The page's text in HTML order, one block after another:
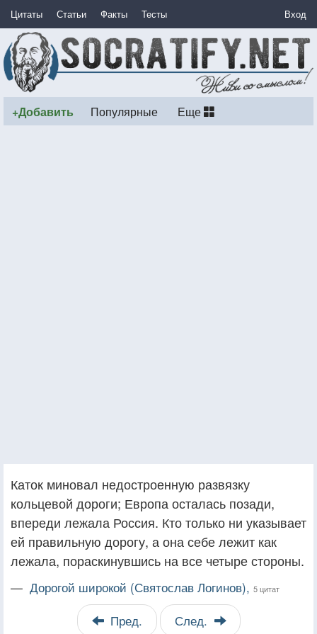
Цитаты Статьи Факты Тесты Вход
+Добавить Популярные Еще
Каток миновал недостроенную развязку
кольцевой дороги; Европа осталась позади,
впереди лежала Россия. Кто только ни указывает
ей правильную дорогу, а она себе лежит как
лежала, пораскинувшись на все четыре стороны.
— Дорогой широкой (Святослав Логинов), 5 цитат
Пред. След.